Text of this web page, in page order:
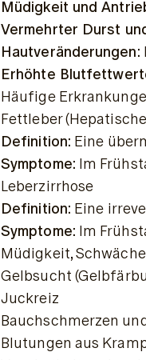
Müdigkeit und
Vermehrter Durst
Hautveränderungen:
Erhöhte
Häufige
Fettleber
Definition: Eine
Symptome: Im
Leberzirrhose
Definition: Eine
Symptome: Im
Müdigkeit,
Gelbsucht
Juckreiz
Bauchschmerzen
Blutungen aus